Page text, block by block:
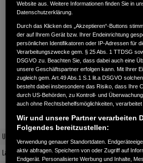
CRF1100L AFRICA
monatlich*
Leasingbeispiel: CRF1100L
UVP inkl. Überführung
Laufzeit (Monate)
36
Website aus. Weitere Informationen finden Sie in
Datenschutzerklärung.
Durch das Klicken des „Akzeptieren“-Buttons
der auf Ihrem Gerät bzw. Ihrer Endeinrichtung
persönlichen Identifikatoren oder IP-Adressen für
Verarbeitungszwecke gem. § 25 Abs. 1 TTDSG
DSGVO zu. Beachten Sie, dass dabei auch eine
unsere Geschäftspartner erfolgen kann. Mit Ihrer
zugleich gem. Art.49 Abs.1 S.1 lit.a DSGVO
besteht dabei insbesondere das Risiko, dass Ihre
durch US-Behörden, zu Kontroll- und
auch ohne Rechtsbehelfsmöglichkeiten, verarbeitet
Wir und unsere Partner verarbeiten
Folgendes bereitzustellen:
Verwendung genauer Standortdaten.
aktiv abfragen. Speichern von oder Zugriff auf
Endgerät. Personalisierte Werbung und Inhalte,